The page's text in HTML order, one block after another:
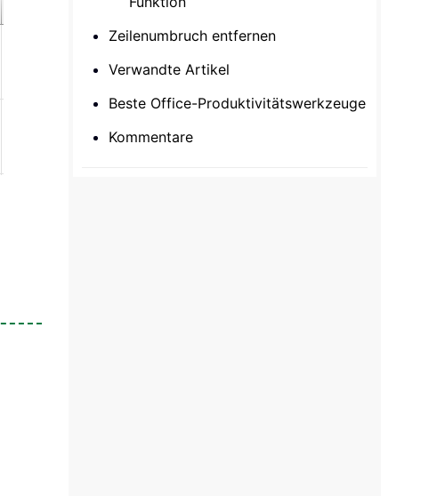
Zeilenumbruch entfernen
Verwandte Artikel
Beste Office-Produktivitätswerkzeuge
Kommentare